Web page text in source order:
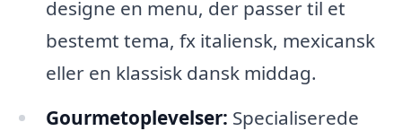
designe en menu, der passer til et
bestemt tema, fx italiensk, mexicansk
eller en klassisk dansk middag.
Gourmetoplevelser: Specialiserede